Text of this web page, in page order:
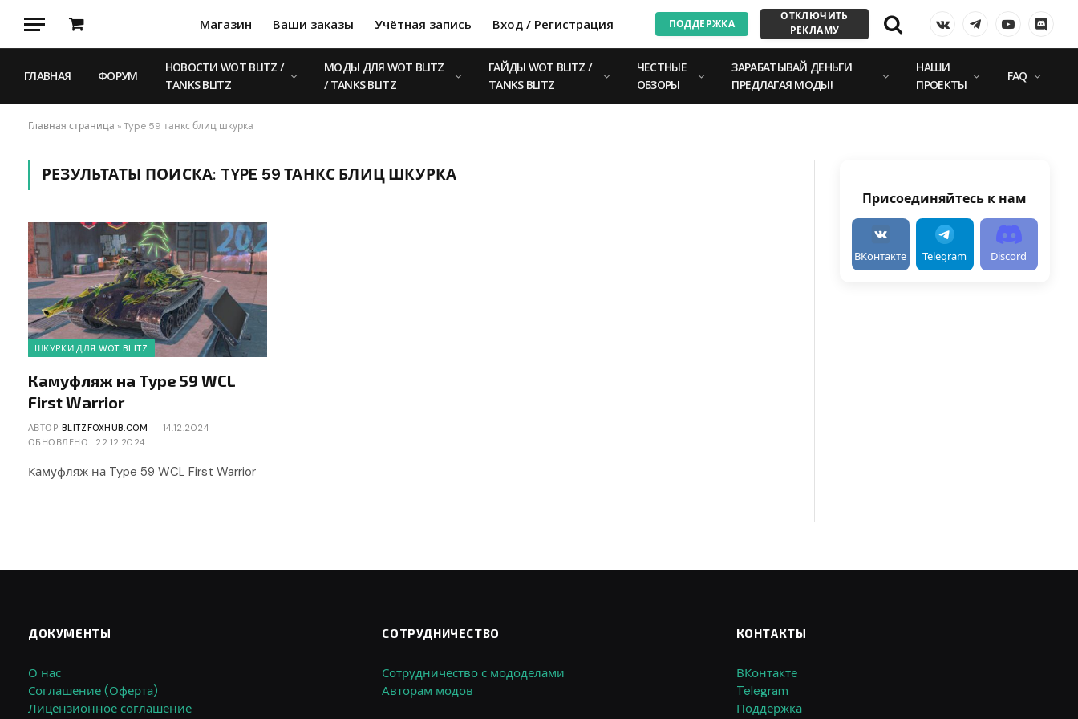
Корзина
Магазин Ваши заказы Учётная запись Вход / Регистрация ПОДДЕРЖКА
ОТКЛЮЧИТЬ
РЕКЛАМУ
VKontakteTelegramYouTube
ГЛАВНАЯ ФОРУМ
НОВОСТИ WOT BLITZ /
TANKS BLITZ
МОДЫ ДЛЯ WOT BLITZ
/ TANKS BLITZ
ГАЙДЫ WOT BLITZ /
TANKS BLITZ
ЧЕСТНЫЕ
ОБЗОРЫ
ЗАРАБАТЫВАЙ ДЕНЬГИ
ПРЕДЛАГАЯ МОДЫ!
НАШИ
ПРОЕКТЫ
FAQ
Главная страница »Type 59 танкс блиц шкурка
РЕЗУЛЬТАТЫ ПОИСКА: TYPE 59 ТАНКС БЛИЦ ШКУРКА
ШКУРКИ ДЛЯ WOT BLITZ
Камуфляж на Type 59 WCL
First Warrior
АВТОР BLITZFOXHUB.COM
14.12.2024
ОБНОВЛЕНО: 22.12.2024
Камуфляж на Type 59 WCL First Warrior
Присоединяйтесь к нам
ВКонтакте Telegram Discord
ДОКУМЕНТЫ
О нас
Соглашение (Оферта)
Лицензионное соглашение
СОТРУДНИЧЕСТВО
Сотрудничество с мододелами
Авторам модов
КОНТАКТЫ
ВКонтакте
Telegram
Поддержка